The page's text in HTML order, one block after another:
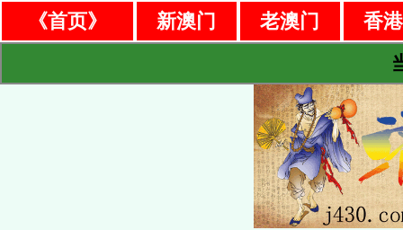
《首页》 新澳门 老澳门
香